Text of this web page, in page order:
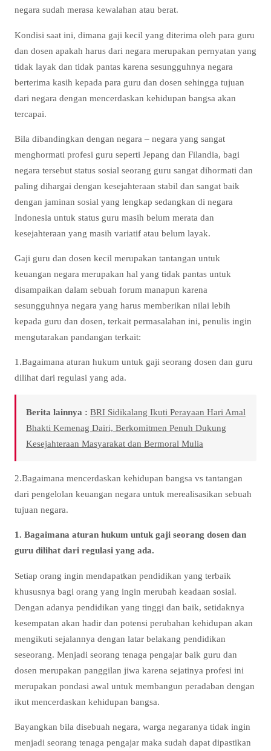
negara sudah merasa kewalahan atau berat.
Kondisi saat ini, dimana gaji kecil yang diterima oleh para guru
dan dosen apakah harus dari negara merupakan pernyatan yang
tidak layak dan tidak pantas karena sesungguhnya negara
berterima kasih kepada para guru dan dosen sehingga tujuan
dari negara dengan mencerdaskan kehidupan bangsa akan
tercapai.
Bila dibandingkan dengan negara – negara yang sangat
menghormati profesi guru seperti Jepang dan Filandia, bagi
negara tersebut status sosial seorang guru sangat dihormati dan
paling dihargai dengan kesejahteraan stabil dan sangat baik
dengan jaminan sosial yang lengkap sedangkan di negara
Indonesia untuk status guru masih belum merata dan
kesejahteraan yang masih variatif atau belum layak.
Gaji guru dan dosen kecil merupakan tantangan untuk
keuangan negara merupakan hal yang tidak pantas untuk
disampaikan dalam sebuah forum manapun karena
sesungguhnya negara yang harus memberikan nilai lebih
kepada guru dan dosen, terkait permasalahan ini, penulis ingin
mengutarakan pandangan terkait:
1.Bagaimana aturan hukum untuk gaji seorang dosen dan guru
dilihat dari regulasi yang ada.
Berita lainnya : BRI Sidikalang Ikuti Perayaan Hari Amal
Bhakti Kemenag Dairi, Berkomitmen Penuh Dukung
Kesejahteraan Masyarakat dan Bermoral Mulia
2.Bagaimana mencerdaskan kehidupan bangsa vs tantangan
dari pengelolan keuangan negara untuk merealisasikan sebuah
tujuan negara.
1. Bagaimana aturan hukum untuk gaji seorang dosen dan
guru dilihat dari regulasi yang ada.
Setiap orang ingin mendapatkan pendidikan yang terbaik
khususnya bagi orang yang ingin merubah keadaan sosial.
Dengan adanya pendidikan yang tinggi dan baik, setidaknya
kesempatan akan hadir dan potensi perubahan kehidupan akan
mengikuti sejalannya dengan latar belakang pendidikan
seseorang. Menjadi seorang tenaga pengajar baik guru dan
dosen merupakan panggilan jiwa karena sejatinya profesi ini
merupakan pondasi awal untuk membangun peradaban dengan
ikut mencerdaskan kehidupan bangsa.
Bayangkan bila disebuah negara, warga negaranya tidak ingin
menjadi seorang tenaga pengajar maka sudah dapat dipastikan